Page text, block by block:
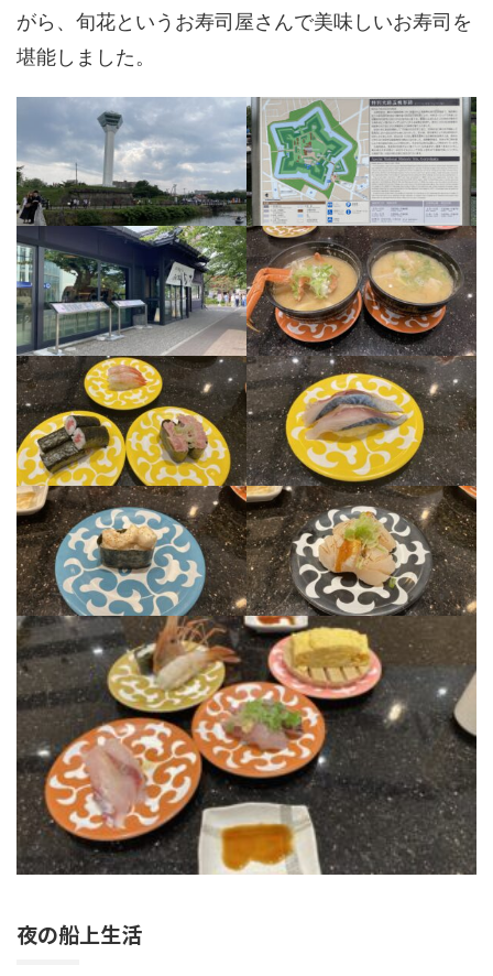
がら、旬花というお寿司屋さんで美味しいお寿司を
堪能しました。
夜の船上生活